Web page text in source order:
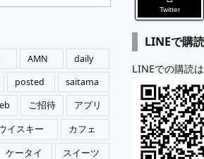
AMN
daily
posted
saitama
ご招待
アプリ
イスキー
カフェ
ケータイ スイーツ
Twitter
LINEで購
LINEでの購読